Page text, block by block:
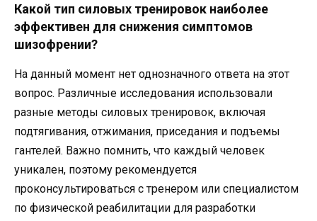
Какой тип силовых тренировок наиболее
эффективен для снижения симптомов
шизофрении?
На данный момент нет однозначного ответа на этот
вопрос. Различные исследования использовали
разные методы силовых тренировок, включая
подтягивания, отжимания, приседания и подъемы
гантелей. Важно помнить, что каждый человек
уникален, поэтому рекомендуется
проконсультироваться с тренером или специалистом
по физической реабилитации для разработки